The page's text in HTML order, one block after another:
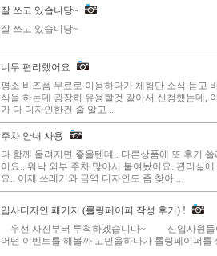
잘 쓰고 있습니당~
잘 쓰고 있습니당~
너무 편리했어요
평소 비즈폼 무료로 이용하다가 체험단 소식 듣고
식을 하는데 굉장히 유용할것 같아서 신청했는데,
가 다 디자인한건 줄 알고 ..
주차 안내 사용
다 함께 올려지면 좋을텐데.. 다른상품에 또 후기
이요.. 워낙 외부 주차 많아서 붙여놨어요. 관리실
요.. 이제 쓰레기와 금역 디자인도 좀 찾아 ..
입사디자인 패키지 (롤링페이퍼 작성 후기) !
우선 사진부터 투척하겠습니다~ 신입사원들
어떤 이벤트를 해볼까 고민을하다가 롤링페이퍼